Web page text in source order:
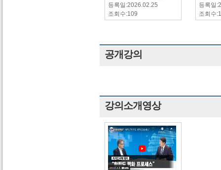
등록일:2026.02.25
조회수:109
등록일
조회수
공개강의
강의소개영상